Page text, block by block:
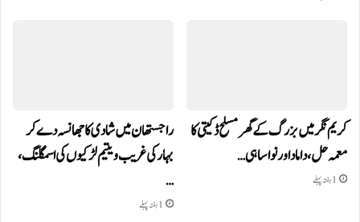
کریم نگر میں بزرگ کے گھر مسلح ڈکیتی کا
معمہ حل، داماد اور نواسا ہی…
1 ہفتہ پہلے
راجستھان میں شادی کا جھانسہ دے کر
بہار کی غریب و یتیم لڑکیوں کی اسمگلنگ،
…
1 ہفتہ پہلے